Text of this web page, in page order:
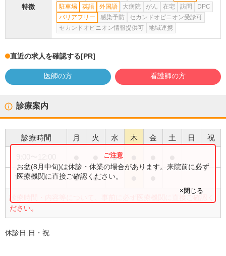
特徴
駐車場
英語 外国語 大病院 がん 在宅 訪問
DPC
バリアフリー
感染予防
セカンドオピニオン受診可
セカンドオピニオン情報提供可
地域連携
直近の求人を確認する[PR]
医師の方 看護師の方
診療案内
診療時間 月 火 水 木 金 土 日 祝
●
14:00〜17:30 ● ●
診療時間・内容等について、事前に必ず医療機関に直接ご確認く
ださい。
お盆(8月中旬)は休診・休業の場合があります。来院前に必ず
医療機関に直接ご確認ください。
×閉じる
休診日:日・祝